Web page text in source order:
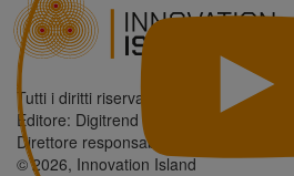
Tutti i diritti riservati.
Editore: Digitrend S.r.l.
Direttore responsabile: Antonio Giordano
© 2026, Innovation Island